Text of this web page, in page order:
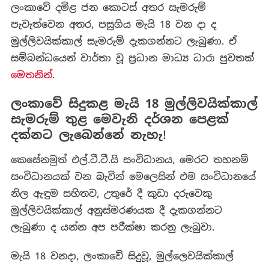
ලංකාවේ දමිළ ජන කොටස් අතර සැමරුම්
පැවැත්වෙන අතර, පසුගිය මැයි 18 වන දා ද
මුල්ලිවයික්කාල් සැමරුම් දැකගන්නට ලැබුණා. ඒ
සම්බන්ධයෙන් වාර්තා වූ ප්‍රධාන මාධ්‍ය ධාරා පුවතක්
මෙතනින්.
ලංකාවේ සිදුකළ මැයි 18 මුල්ලිවයික්කාල්
සැමරුම් තුළ මෙවැනි දර්ශන පෙළක්
දක්නට ලැබෙන්නේ නැහැ!
කෙසේනමුත් එල්.ටී.ටී.යි සංවිධානය, මෙරට තහනම්
සංවිධානයක් වන බැවින් මෙලෙසින් එම සංවිධානයේ
නිල ඇඳුම සහිතව, උතුරේ දී කුඩා දරුවෙකු
මුල්ලිවයික්කාල් අනුස්මරණයක දී දැකගන්නට
ලැබුණා ද යන්න අප පරීක්ෂා කරනු ලැබුවා.
මැයි 18 වනදා, ලංකාවේ සිදුවූ, මුල්ලෙවයික්කාල්